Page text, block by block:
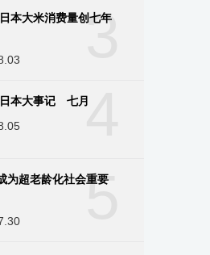
3
本大米消费量创七年
4
本大事记 七月
5
为超老龄化社会重要